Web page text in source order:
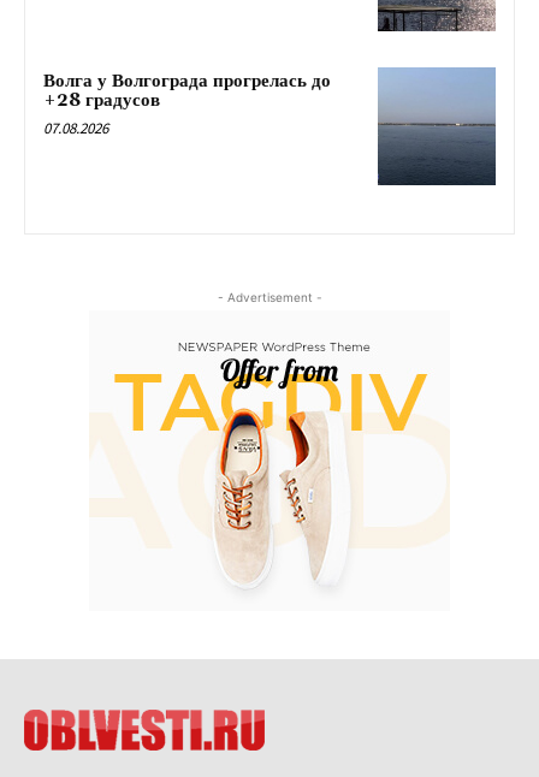
Волга у Волгограда прогрелась до
+28 градусов
07.08.2026
- Advertisement -